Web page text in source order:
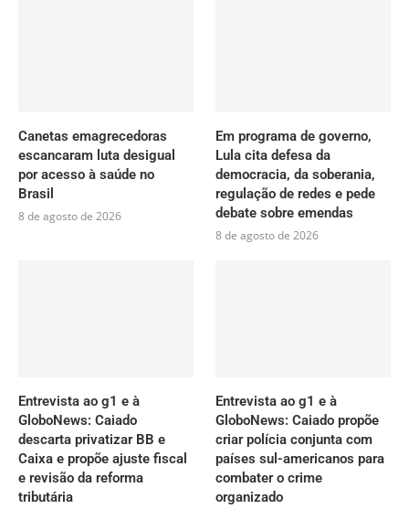
Canetas emagrecedoras
escancaram luta desigual
por acesso à saúde no
Brasil
8 de agosto de 2026
Em programa de governo,
Lula cita defesa da
democracia, da soberania,
regulação de redes e pede
debate sobre emendas
8 de agosto de 2026
Entrevista ao g1 e à
GloboNews: Caiado
descarta privatizar BB e
Caixa e propõe ajuste fiscal
e revisão da reforma
tributária
Entrevista ao g1 e à
GloboNews: Caiado propõe
criar polícia conjunta com
países sul-americanos para
combater o crime
organizado